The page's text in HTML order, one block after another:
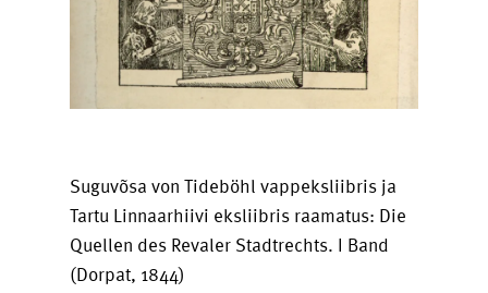
Suguvõsa von Tideböhl vappeksliibris ja
Tartu Linnaarhiivi eksliibris raamatus: Die
Quellen des Revaler Stadtrechts. I Band
(Dorpat, 1844)